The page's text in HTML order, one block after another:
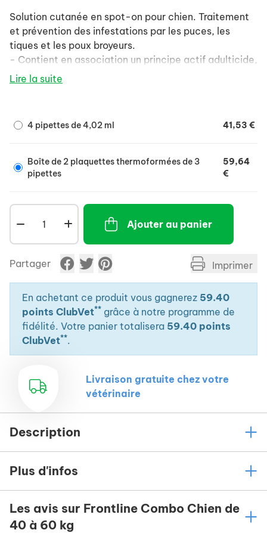
Solution cutanée en spot-on pour chien. Traitement
et prévention des infestations par les puces, les
tiques et les poux broyeurs.
- Contient en association un principe actif adulticide,
le fipronil, et un principe actif ovicide et larvicide, le
formes immatures.
infestations par les puces adultes, persiste pendant
4 semaines.
jusqu'à 2 semaines.
- Le médicament peut être intégré dans un
programme thérapeutique de la Dermatite Allergique
par Piqûres de Puces (DAPP).
CONTRE-INDICATION : ne pas traiter les chiots de
moins de 2 mois.
Lire la suite
4 pipettes de 4,02 ml 41,53 €
Boîte de 2 plaquettes thermoformées de 3
pipettes
59,64
€
Ajouter au panier
Partager Imprimer
En achetant ce produit vous gagnerez 59.40
points ClubVet** grâce à notre programme de
fidélité. Votre panier totalisera 59.40 points
ClubVet**.
Livraison gratuite chez votre
vétérinaire
Description
Plus d'infos
Les avis sur Frontline Combo Chien de
40 à 60 kg